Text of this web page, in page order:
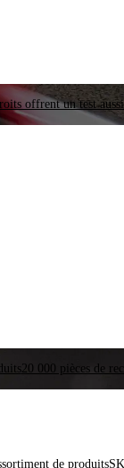
offrent un test
20 000 pièces de
de produits